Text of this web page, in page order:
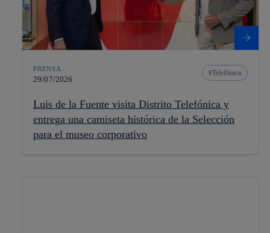
PRENSA
29/07/2026
Telefónica
Luis de la Fuente visita Distrito Telefónica y
entrega una camiseta histórica de la Selección
para el museo corporativo